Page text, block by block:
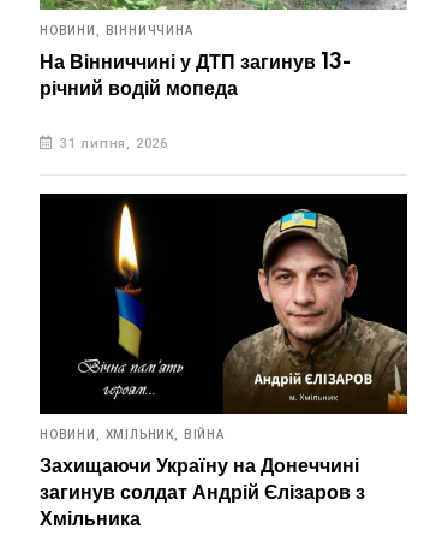
УКРАЇНА
6 серпня. Що відзначають в цей
6 серпня, 2026
НОВИНИ, ВІННИЧЧИНА
На Вінниччині у ДТП загинув 13-
річний водій мопеда
31 липня, 2026
НОВИНИ, ХМІЛЬНИК, ВІЙНА
Захищаючи Україну на Донеччині
загинув солдат Андрій Єлізаров з
Хмільника